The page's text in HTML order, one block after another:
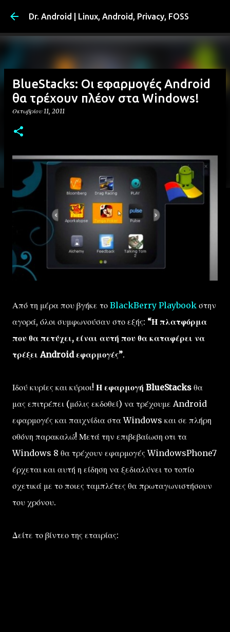
Μετάβαση στο κύριο περιεχόμενο
Dr. Android | Linux, Android, Privacy, FOSS
BlueStacks: Οι εφαρμογές Android
θα τρέχουν πλέον στα Windows!
Οκτωβρίου 11, 2011
Από τη μέρα που βγήκε το BlackBerry Playbook στην
αγορά, όλοι συμφωνούσαν στο εξής: “Η πλατφόρμα
που θα πετύχει, είναι αυτή που θα καταφέρει να
τρέξει Android εφαρμογές”.
Ιδού κυρίες και κύριοι! Η εφαρμογή BlueStacks θα
μας επιτρέπει (μόλις εκδοθεί) να τρέχουμε Android
εφαρμογές και παιχνίδια στα Windows και σε πλήρη
οθόνη παρακαλώ! Μετά την επιβεβαίωση οτι τα
Windows 8 θα τρέχουν εφαρμογές WindowsPhone7
έρχεται και αυτή η είδηση να ξεδιαλύνει το τοπίο
σχετικά με το ποιες ταμπλέτες θα πρωταγωνιστήσουν
του χρόνου.
Δείτε το βίντεο της εταιρίας: